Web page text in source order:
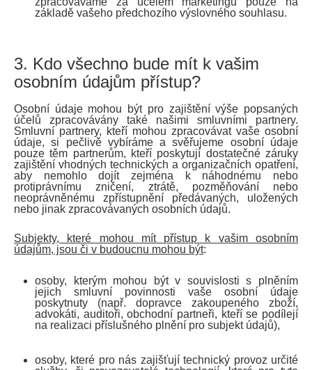
základě vašeho předchozího výslovného souhlasu.
3. Kdo všechno bude mít k vašim
osobním údajům přístup?
Osobní údaje mohou být pro zajištění výše popsaných
účelů zpracovávány také našimi smluvními partnery.
Smluvní partnery, kteří mohou zpracovávat vaše osobní
údaje, si pečlivě vybíráme a svěřujeme osobní údaje
pouze těm partnerům, kteří poskytují dostatečné záruky
zajištění vhodných technických a organizačních opatření,
aby nemohlo dojít zejména k náhodnému nebo
protiprávnímu zničení, ztrátě, pozměňování nebo
neoprávněnému zpřístupnění předávaných, uložených
nebo jinak zpracovávaných osobních údajů.
Subjekty, které mohou mít přístup k vašim osobním
údajům, jsou či v budoucnu mohou být:
osoby, kterým mohou být v souvislosti s plněním
jejich smluvní povinnosti vaše osobní údaje
poskytnuty (např. dopravce zakoupeného zboží,
advokáti, auditoři, obchodní partneři, kteří se podílejí
na realizaci příslušného plnění pro subjekt údajů),
osoby, které pro nás zajišťují technický provoz určité